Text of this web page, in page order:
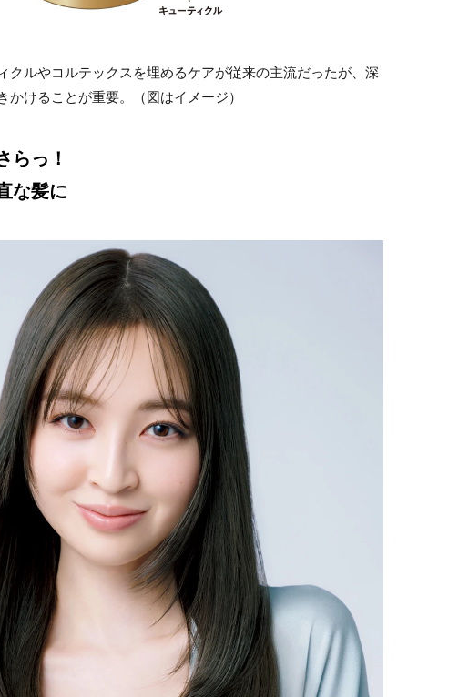
クルやコルテックスを埋めるケアが従来の主流だったが、深
けることが重要。（図はイメージ）
らっ！
な髪に